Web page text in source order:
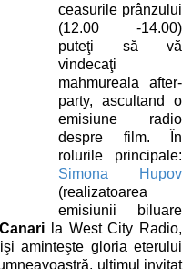
ceasurile prânzului
(12.00 -14.00)
puteţi să vă
vindecaţi
mahmureala after-
party, ascultand o
emisiune radio
despre film. În
rolurile principale:
Simona Hupov
(realizatoarea
emisiunii biluare
la West City Radio,
aminteşte gloria eterului
ultimul invitat